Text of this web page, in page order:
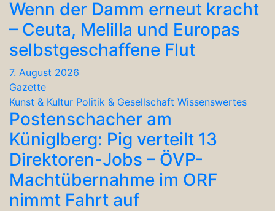
Wenn der Damm erneut kracht
– Ceuta, Melilla und Europas
selbstgeschaffene Flut
7. August 2026
Gazette
Kunst & Kultur Politik & Gesellschaft Wissenswertes
Postenschacher am
Küniglberg: Pig verteilt 13
Direktoren-Jobs – ÖVP-
Machtübernahme im ORF
nimmt Fahrt auf